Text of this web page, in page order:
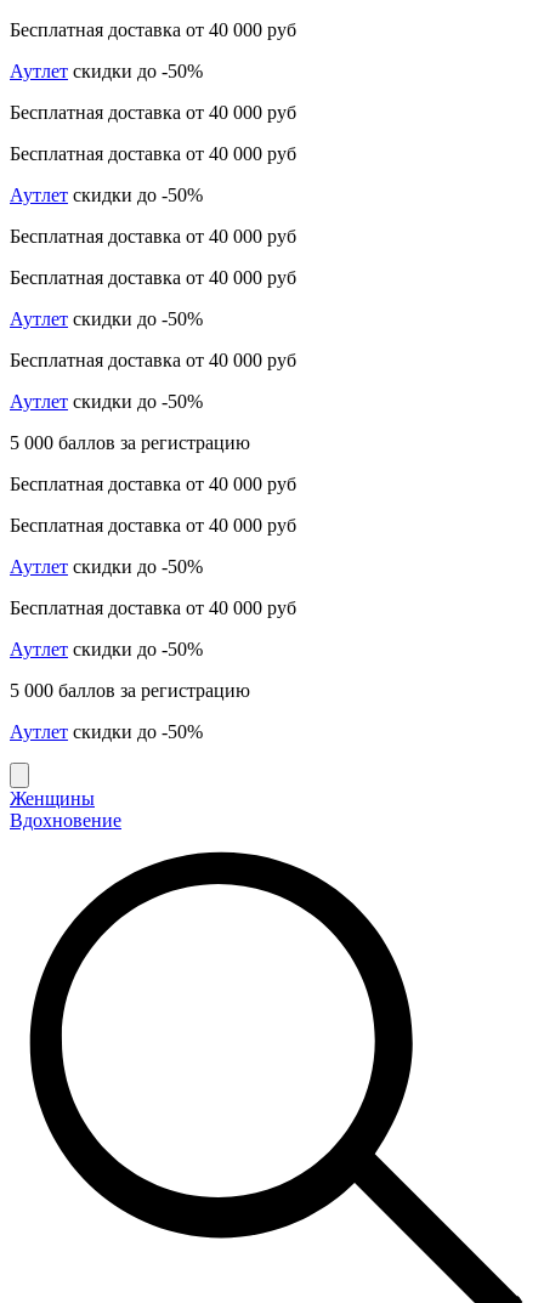
Бесплатная доставка от 40 000 руб
Аутлет скидки до -50%
Бесплатная доставка от 40 000 руб
Бесплатная доставка от 40 000 руб
Аутлет скидки до -50%
Бесплатная доставка от 40 000 руб
Бесплатная доставка от 40 000 руб
Аутлет скидки до -50%
Бесплатная доставка от 40 000 руб
Аутлет скидки до -50%
5 000 баллов за регистрацию
Бесплатная доставка от 40 000 руб
Бесплатная доставка от 40 000 руб
Аутлет скидки до -50%
Бесплатная доставка от 40 000 руб
Аутлет скидки до -50%
5 000 баллов за регистрацию
Аутлет скидки до -50%
Женщины
Вдохновение